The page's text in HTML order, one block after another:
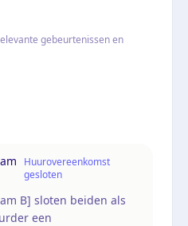
gebeurtenissen en
Huurovereenkomst
gesloten
B] sloten beiden als
een